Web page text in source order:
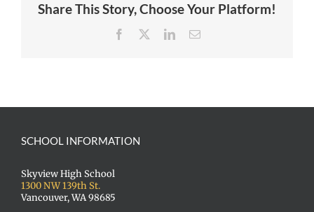
Share This Story, Choose Your Platform!
Facebook LinkedInEmail
SCHOOL INFORMATION
Skyview High School
1300 NW 139th St.
Vancouver, WA 98685